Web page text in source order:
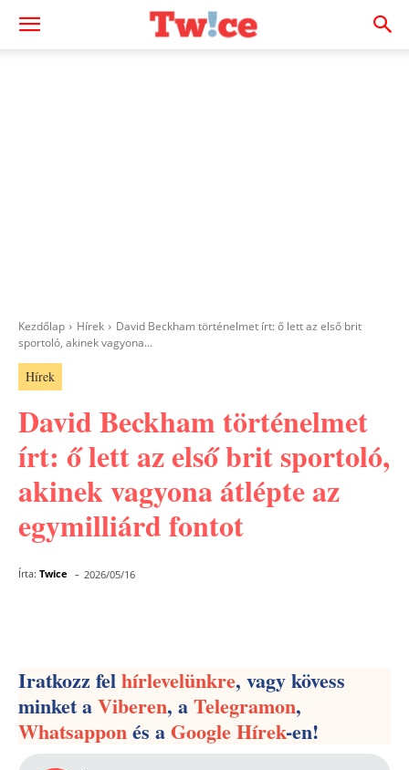
Kezdőlap Hírek
David Beckham történelmet írt: ő lett az első brit
sportoló, akinek vagyona...
Hírek
David Beckham történelmet
írt: ő lett az első brit sportoló,
akinek vagyona átlépte az
egymilliárd fontot
Írta: Twice - 2026/05/16
Iratkozz felhírlevelünkre, vagy kövess
minket aViberen, aTelegramon,
Whatsapponés aGoogle Hírek-en!